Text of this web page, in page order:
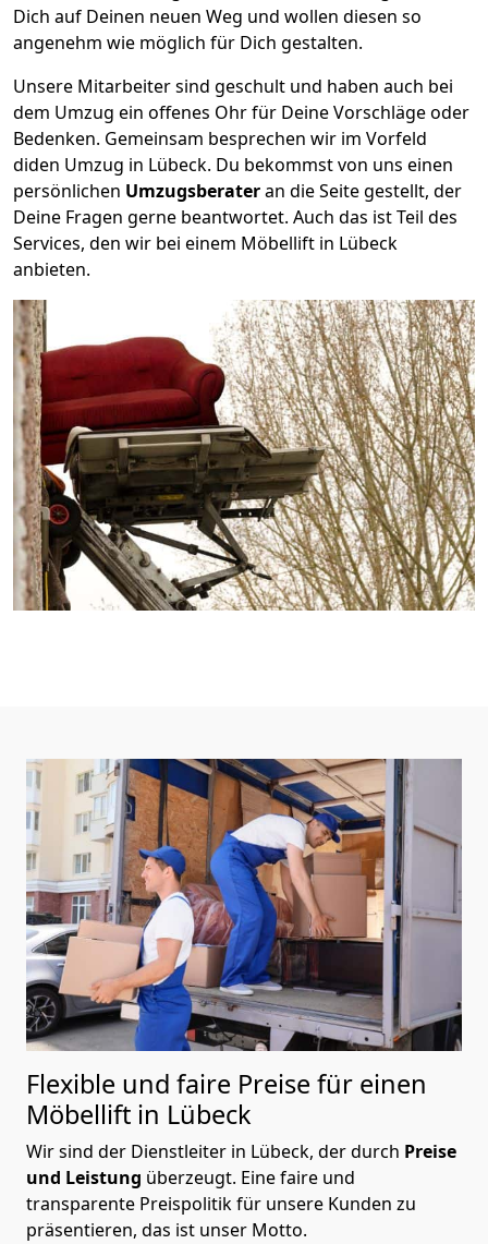
Dich auf Deinen neuen Weg und wollen diesen so
angenehm wie möglich für Dich gestalten.
Unsere Mitarbeiter sind geschult und haben auch bei
dem Umzug ein offenes Ohr für Deine Vorschläge oder
Bedenken. Gemeinsam besprechen wir im Vorfeld
diden Umzug in Lübeck. Du bekommst von uns einen
persönlichen Umzugsberateran die Seite gestellt, der
Deine Fragen gerne beantwortet. Auch das ist Teil des
Services, den wir bei einem Möbellift in Lübeck
anbieten.
Flexible und faire Preise für einen
Möbellift in Lübeck
Wir sind der Dienstleiter in Lübeck, der durch Preise
und Leistung überzeugt. Eine faire und
transparente Preispolitik für unsere Kunden zu
präsentieren, das ist unser Motto.